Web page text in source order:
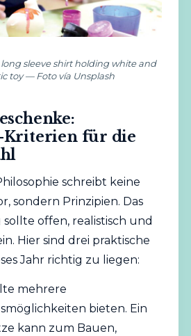
sleeve shirt holding white and
toy — Foto vía Unsplash
Kriterien für die
schreibt keine
sondern Prinzipien. Das
offen, realistisch und
Hier sind drei praktische
Jahr richtig zu liegen:
mehrere
bieten. Ein
kann zum Bauen,